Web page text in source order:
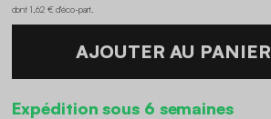
dont 1,62 € d'éco-part
AJOUTER AU PANIER
Expédition sous 6 semaines